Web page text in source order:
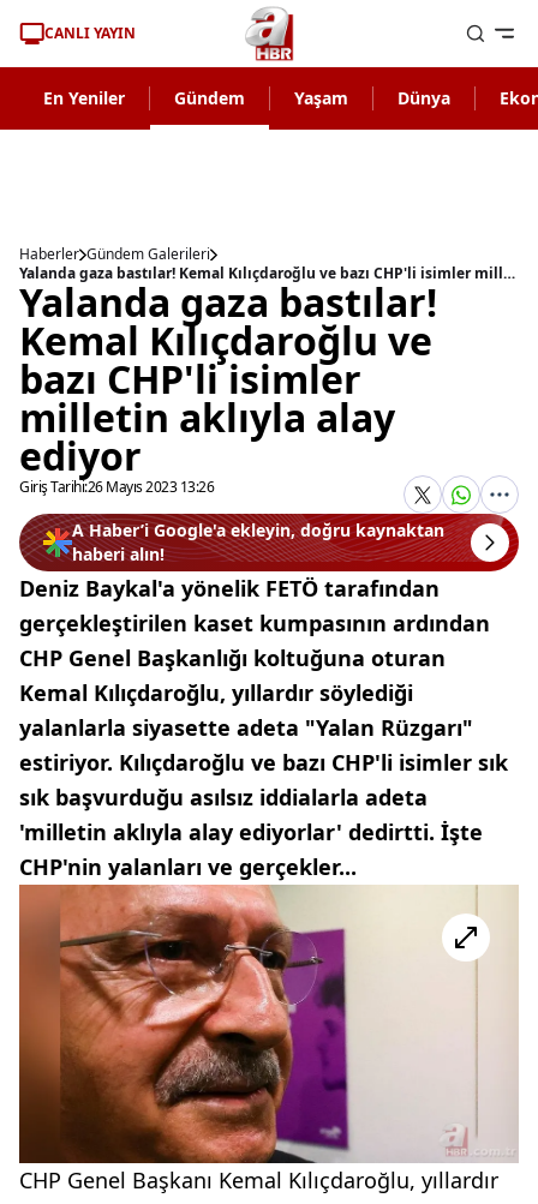
CANLI YAYIN
En Yeniler Gündem Yaşam Dünya
Haberler Gündem Galerileri
Yalanda gaza bastılar! Kemal Kılıçdaroğlu ve bazı CHP'li isimler milletin aklıyla alay ediyor
Yalanda gaza bastılar!
Kemal Kılıçdaroğlu ve
bazı CHP'li isimler
milletin aklıyla alay
ediyor
Giriş Tarihi:26 Mayıs 2023 13:26
A Haber’i Google'a ekleyin, doğru kaynaktan
haberi alın!
Deniz Baykal'a yönelik FETÖ tarafından
gerçekleştirilen kaset kumpasının ardından
CHP Genel Başkanlığı koltuğuna oturan
Kemal Kılıçdaroğlu, yıllardır söylediği
yalanlarla siyasette adeta "Yalan Rüzgarı"
estiriyor. Kılıçdaroğlu ve bazı CHP'li isimler sık
sık başvurduğu asılsız iddialarla adeta
'milletin aklıyla alay ediyorlar' dedirtti. İşte
CHP'nin yalanları ve gerçekler...
CHP Genel Başkanı Kemal Kılıçdaroğlu, yıllardır